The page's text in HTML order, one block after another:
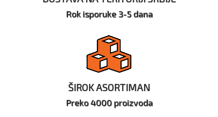
Rok isporuke 3-5 dana
ŠIROK ASORTIMAN
Preko 4000 proizvoda